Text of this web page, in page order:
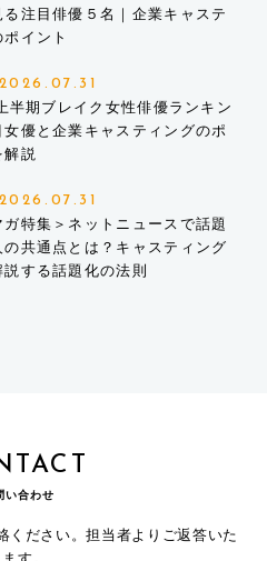
る注目俳優５名｜企業キャステ
ポイント
2026.07.31
半期ブレイク女性俳優ランキン
女優と企業キャスティングのポ
解説
2026.07.31
ガ特集＞ネットニュースで話題
の共通点とは？キャスティング
説する話題化の法則
い合わせ
ください。担当者よりご返答いた